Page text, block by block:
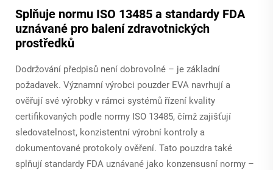
Splňuje normu ISO 13485 a standardy FDA
uznávané pro balení zdravotnických
prostředků
Dodržování předpisů není dobrovolné – je základní
požadavek. Významní výrobci pouzder EVA navrhují a
ověřují své výrobky v rámci systémů řízení kvality
certifikovaných podle normy ISO 13485, čímž zajišťují
sledovatelnost, konzistentní výrobní kontroly a
dokumentované protokoly ověření. Tato pouzdra také
splňují standardy FDA uznávané jako konzensusní normy –